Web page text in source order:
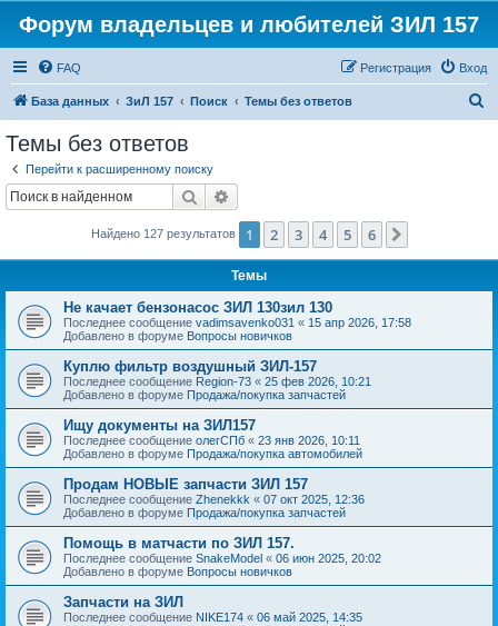
Форум владельцев и любителей ЗИЛ 157
FAQ Вход
Регистрация
База данных ЗиЛ 157 Поиск Темы без ответов
Темы без ответов
Перейти к расширенному поиску
Поиск
Найдено 127 результатов 1 2 3 4 5 6
Темы
Не качает бензонасос ЗИЛ 130зил 130
Последнее сообщение vadimsavenko031 « 15 апр 2026, 17:58
Добавлено в форуме Вопросы новичков
Куплю фильтр воздушный ЗИЛ-157
Последнее сообщение Region-73 « 25 фев 2026, 10:21
Добавлено в форуме Продажа/покупка запчастей
Ищу документы на ЗИЛ157
Последнее сообщение олегСПб « 23 янв 2026, 10:11
Добавлено в форуме Продажа/покупка автомобилей
Продам НОВЫЕ запчасти ЗИЛ 157
Последнее сообщение Zhenekkk « 07 окт 2025, 12:36
Добавлено в форуме Продажа/покупка запчастей
Помощь в матчасти по ЗИЛ 157.
Последнее сообщение SnakeModel « 06 июн 2025, 20:02
Добавлено в форуме Вопросы новичков
Запчасти на ЗИЛ
Последнее сообщение NIKE174 « 06 май 2025, 14:35